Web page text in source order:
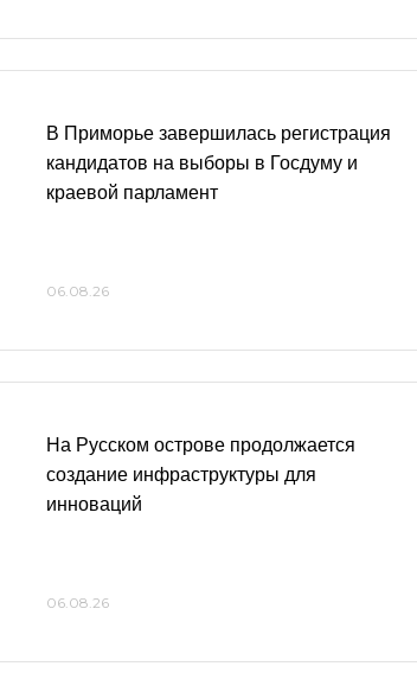
В Приморье завершилась регистрация
кандидатов на выборы в Госдуму и
краевой парламент
06.08.26
На Русском острове продолжается
создание инфраструктуры для
инноваций
06.08.26